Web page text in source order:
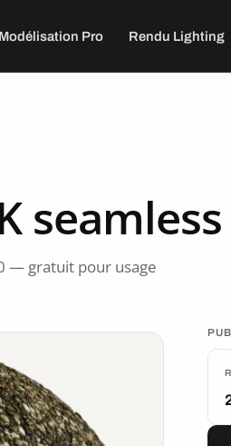
Modélisation Pro Rendu Lighting
seamless
— gratuit pour usage